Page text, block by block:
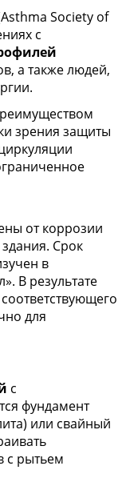
Society of
с
а также людей,
зрения защиты
от коррозии
Срок
в
В результате
для
с
фундамент
или свайный
с рытьем